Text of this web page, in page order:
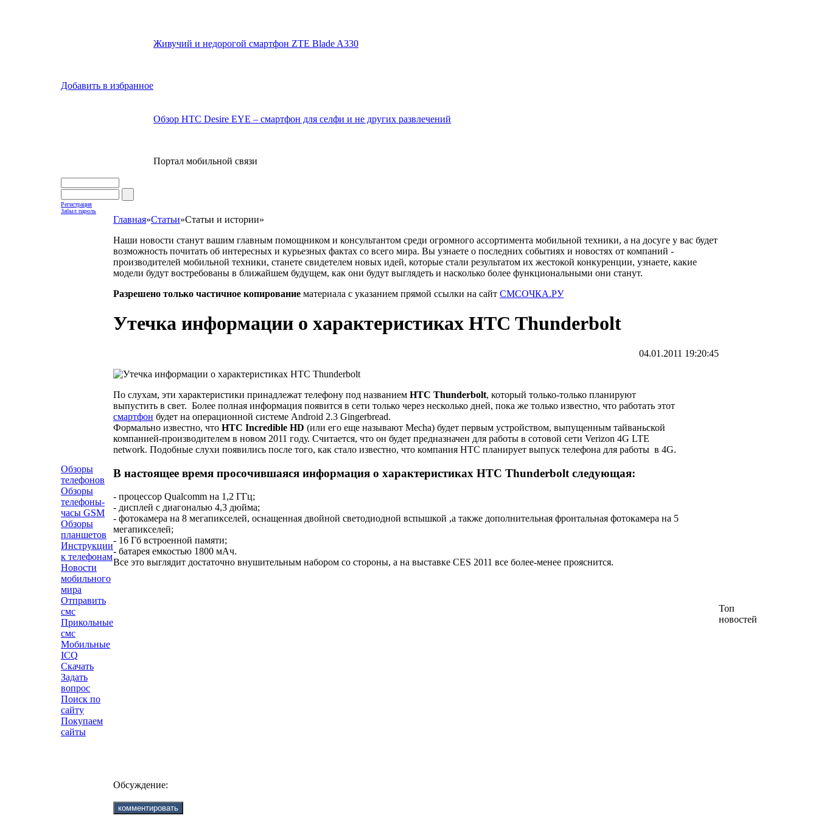
Добавить в избранное
Живучий и недорогой смартфон ZTE Blade A330
Обзор HTC Desire EYE – смартфон для селфи и не других развлечений
Портал мобильной связи
Регистрация
Забыл пароль
Обзоры
телефонов
Обзоры
телефоны-
часы GSM
Обзоры
планшетов
Инструкции
к телефонам
Новости
мобильного
мира
Отправить
смс
Прикольные
смс
Мобильные
ICQ
Скачать
Задать
вопрос
Поиск по
сайту
Покупаем
сайты
Главная»Статьи»Статьи и истории»
Наши новости станут вашим главным помощником и консультантом среди огромного ассортимента мобильной техники, а на досуге у вас будет
возможность почитать об интересных и курьезных фактах со всего мира. Вы узнаете о последних событиях и новостях от компаний -
производителей мобильной техники, станете свидетелем новых идей, которые стали результатом их жестокой конкуренции, узнаете, какие
модели будут востребованы в ближайшем будущем, как они будут выглядеть и насколько более функциональными они станут.
Разрешено только частичное копирование материала с указанием прямой ссылки на сайт СМСОЧКА.РУ
Утечка информации о характеристиках HTC Thunderbolt
04.01.2011 19:20:45
По слухам, эти характеристики принадлежат телефону под названием HTC Thunderbolt, который только-только планируют
выпустить в свет. Более полная информация появится в сети только через несколько дней, пока же только известно, что работать этот
смартфон будет на операционной системе Android 2.3 Gingerbread.
Формально известно, что HTC Incredible HD (или его еще называют Mecha) будет первым устройством, выпущенным тайваньской
компанией-производителем в новом 2011 году. Считается, что он будет предназначен для работы в сотовой сети Verizon 4G LTE
network. Подобные слухи появились после того, как стало известно, что компания HTC планирует выпуск телефона для работы в 4G.
В настоящее время просочившаяся информация о характеристиках HTC Thunderbolt следующая:
- процессор Qualcomm на 1,2 ГГц;
- дисплей с диагональю 4,3 дюйма;
- фотокамера на 8 мегапикселей, оснащенная двойной светодиодной вспышкой ,а также дополнительная фронтальная фотокамера на 5
мегапикселей;
- 16 Гб встроенной памяти;
- батарея емкостью 1800 мАч.
Все это выглядит достаточно внушительным набором со стороны, а на выставке CES 2011 все более-менее прояснится.
Обсуждение:
Топ
новостей